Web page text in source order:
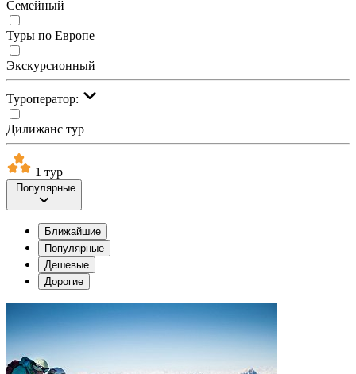
Семейный
Туры по Европе
Экскурсионный
Туроператор:
Дилижанс тур
1 тур
Популярные
Ближайшие
Популярные
Дешевые
Дорогие